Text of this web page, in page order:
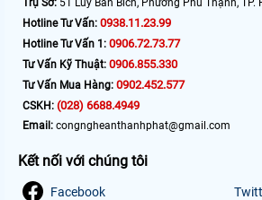
Trụ Sở: 51 Lũy Bán Bích, Phường Phú Thạnh, TP.
Hotline Tư Vấn: 0938.11.23.99
Hotline Tư Vấn 1: 0906.72.73.77
Tư Vấn Kỹ Thuật: 0906.855.330
Tư Vấn Mua Hàng: 0902.452.577
CSKH: (028) 6688.4949
Email: congngheanthanhphat@gmail.com
Kết nối với chúng tôi
Facebook